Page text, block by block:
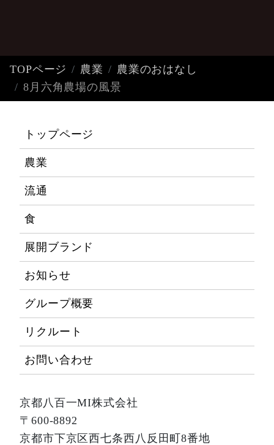
TOPページ 農業
農業のおはなし
8月六角農場の風景
トップページ
農業
流通
食
展開ブランド
お知らせ
グループ概要
リクルート
お問い合わせ
京都八百一MI株式会社
〒600-8892
京都市下京区西七条西八反田町8番地